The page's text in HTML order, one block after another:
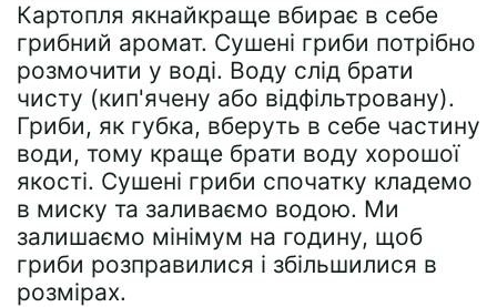
Картопля якнайкраще вбирає в себе
грибний аромат. Сушені гриби потрібно
розмочити у воді. Воду слід брати
чисту (кип'ячену або відфільтровану).
Гриби, як губка, вберуть в себе частину
води, тому краще брати воду хорошої
якості. Сушені гриби спочатку кладемо
в миску та заливаємо водою. Ми
залишаємо мінімум на годину, щоб
гриби розправилися і збільшилися в
розмірах.